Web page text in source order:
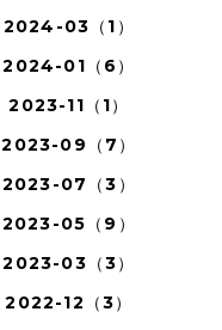
2024-03（1）
2024-01（6）
2023-11（1）
2023-09（7）
2023-07（3）
2023-05（9）
2023-03（3）
2022-12（3）